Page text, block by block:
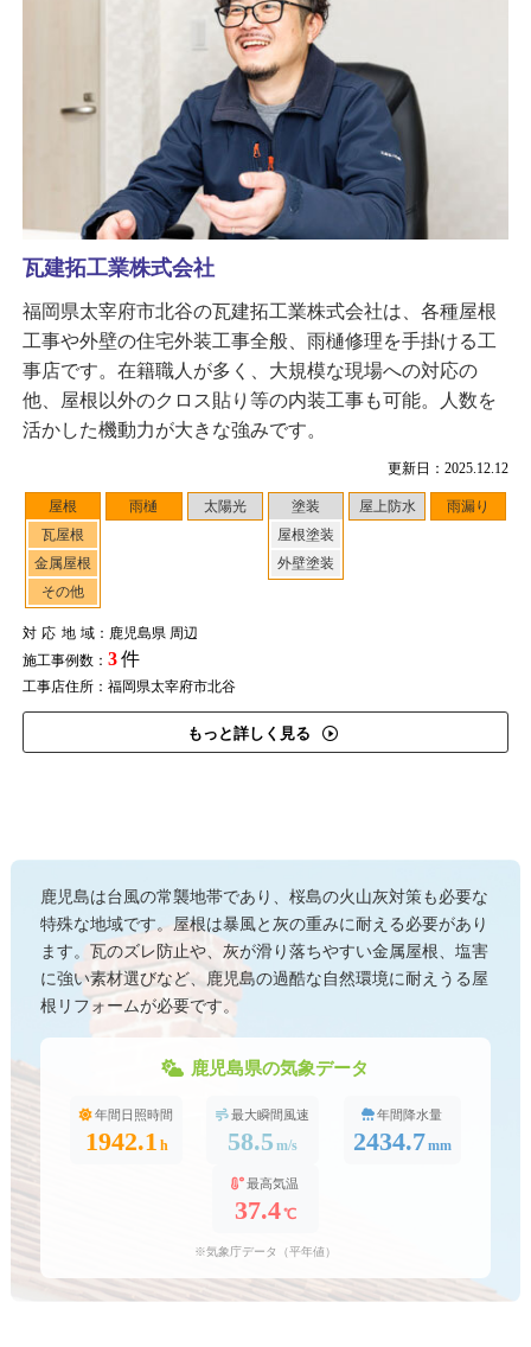
更新日：2025.12.12
屋根
瓦屋根
金属屋根
その他
雨樋 太陽光
塗装
屋根塗装
外壁塗装
屋上防水 雨漏り
対応地域：鹿児島県 周辺
施工事例数： 3件
工事店住所：福岡県太宰府市北谷
もっと詳しく見る
瓦建拓工業株式会社
福岡県太宰府市北谷の瓦建拓工業株式会社は、各種屋根
工事や外壁の住宅外装工事全般、雨樋修理を手掛ける工
事店です。在籍職人が多く、大規模な現場への対応の
他、屋根以外のクロス貼り等の内装工事も可能。人数を
活かした機動力が大きな強みです。
鹿児島は台風の常襲地帯であり、桜島の火山灰対策も必要な
特殊な地域です。屋根は暴風と灰の重みに耐える必要があり
ます。瓦のズレ防止や、灰が滑り落ちやすい金属屋根、塩害
に強い素材選びなど、鹿児島の過酷な自然環境に耐えうる屋
根リフォームが必要です。
鹿児島県の気象データ
年間日照時間
1942.1 h
最大瞬間風速
58.5 m/s
年間降水量
2434.7mm
最高気温
37.4℃
※気象庁データ（平年値）